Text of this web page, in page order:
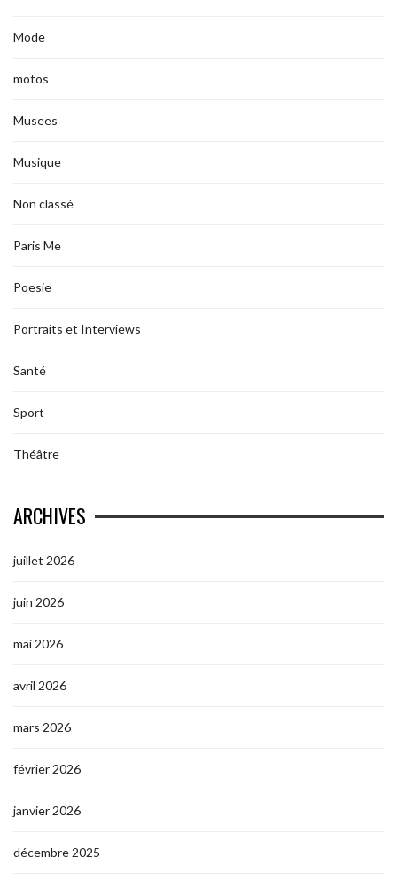
Mode
motos
Musees
Musique
Non classé
Paris Me
Poesie
Portraits et Interviews
Santé
Sport
Théâtre
ARCHIVES
juillet 2026
juin 2026
mai 2026
avril 2026
mars 2026
février 2026
janvier 2026
décembre 2025